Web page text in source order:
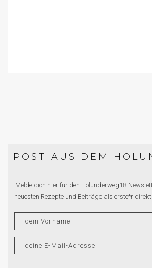
POST AUS DEM
Melde dich hier für den Holunderweg18-
neuesten Rezepte und Beiträge als erste*r